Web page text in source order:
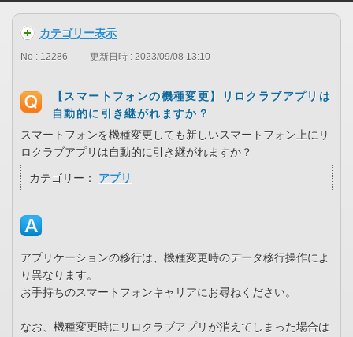
カテゴリー表示
No : 12286 更新日時 : 2023/09/08 13:10
【スマートフォンの機種変更】リロクラブアプリは
自動的に引き継がれますか？
スマートフォンを機種変更しても新しいスマートフォン上にリ
ロクラブアプリは自動的に引き継がれますか？
カテゴリー： アプリ
アプリケーションの移行は、機種変更時のデータ移行操作によ
り異なります。
お手持ちのスマートフォンキャリアにお尋ねください。
なお、機種変更時にリロクラブアプリが消えてしまった場合は